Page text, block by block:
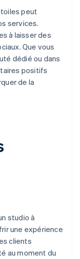
peut
services.
à laisser des
Que vous
dédié ou dans
positifs
de la
studio à
une expérience
clients
au moment du